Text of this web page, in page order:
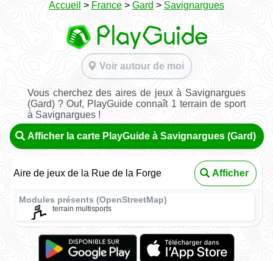
Accueil > France > Gard > Savignargues
Voir autour de moi
Vous cherchez des aires de jeux à Savignargues
(Gard) ? Ouf, PlayGuide connaît 1 terrain de sport
à Savignargues !
Afficher la carte PlayGuide à Savignargues (Gard)
Aire de jeux de la Rue de la Forge Afficher
Modules présents (OpenStreetMap)
terrain multisports